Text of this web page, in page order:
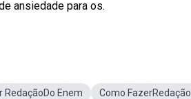
ansiedade para os.
RedaçãoDo Enem Como